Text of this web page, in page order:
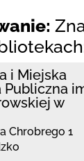
i Miejska
w
Chrobrego 1